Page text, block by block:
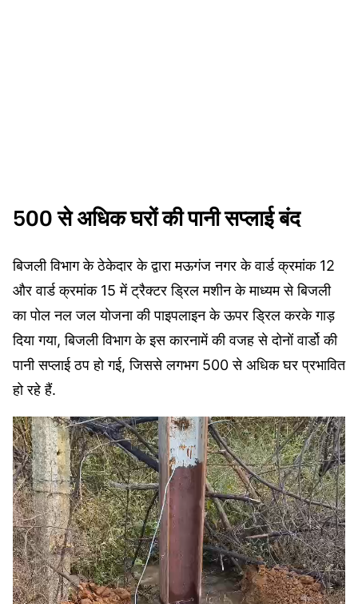
500 से अधिक घरों की पानी सप्लाई बंद
बिजली विभाग के ठेकेदार के द्वारा मऊगंज नगर के वार्ड क्रमांक 12
और वार्ड क्रमांक 15 में ट्रैक्टर ड्रिल मशीन के माध्यम से बिजली
का पोल नल जल योजना की पाइपलाइन के ऊपर ड्रिल करके गाड़
दिया गया, बिजली विभाग के इस कारनामें की वजह से दोनों वार्डो की
पानी सप्लाई ठप हो गई, जिससे लगभग 500 से अधिक घर प्रभावित
हो रहे हैं.